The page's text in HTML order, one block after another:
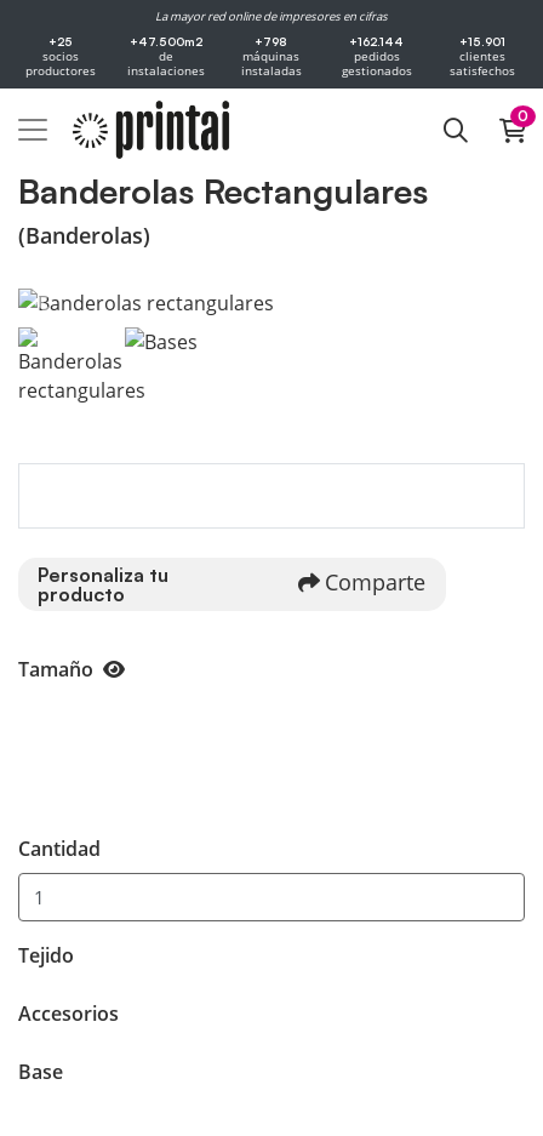
La mayor red online de impresores en cifras
+25
socios
productores
+47.500m2
de
instalaciones
+798
máquinas
instaladas
+162.144
pedidos
gestionados
+15.901
clientes
satisfechos
0
Banderolas Rectangulares
(Banderolas)
Personaliza tu
producto
Comparte
Tamaño
Cantidad
Tejido
Accesorios
Base